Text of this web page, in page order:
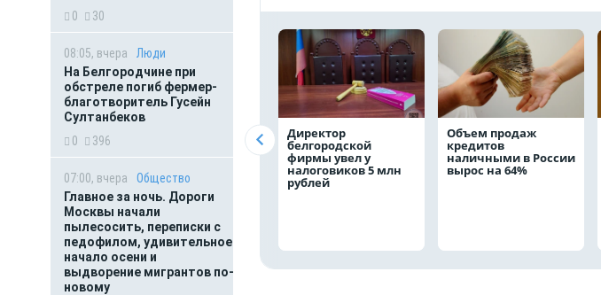
0
30
08:05, вчера
Люди
На Белгородчине при
обстреле погиб фермер-
благотворитель Гусейн
Султанбеков
0
396
07:00, вчера
Общество
Главное за ночь. Дороги
Москвы начали
пылесосить, переписки с
педофилом, удивительное
начало осени и
выдворение мигрантов по-
новому
Директор
белгородской
фирмы увел у
налоговиков 5 млн
рублей
Объем продаж
кредитов
наличными в России
вырос на 64%